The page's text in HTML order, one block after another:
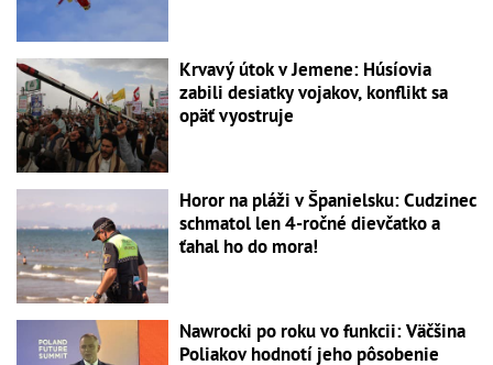
Krvavý útok v Jemene: Húsíovia
zabili desiatky vojakov, konflikt sa
opäť vyostruje
Horor na pláži v Španielsku: Cudzinec
schmatol len 4-ročné dievčatko a
ťahal ho do mora!
Nawrocki po roku vo funkcii: Väčšina
Poliakov hodnotí jeho pôsobenie